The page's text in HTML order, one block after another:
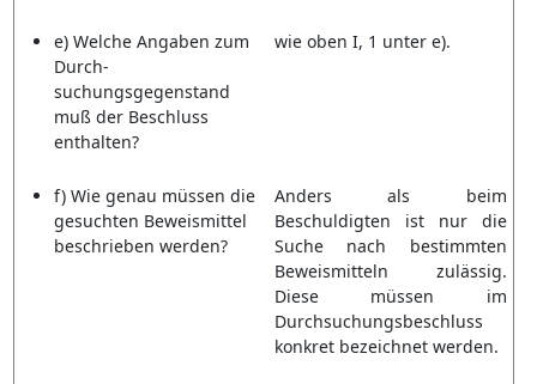
e) Welche Angaben zum
Durch-
suchungsgegenstand
muß der Beschluss
enthalten?
wie oben I, 1 unter e).
f) Wie genau müssen die
gesuchten Beweismittel
beschrieben werden?
Anders als beim
Beschuldigten ist nur die
Suche nach bestimmten
Beweismitteln zulässig.
Diese müssen im
Durchsuchungsbeschluss
konkret bezeichnet werden.